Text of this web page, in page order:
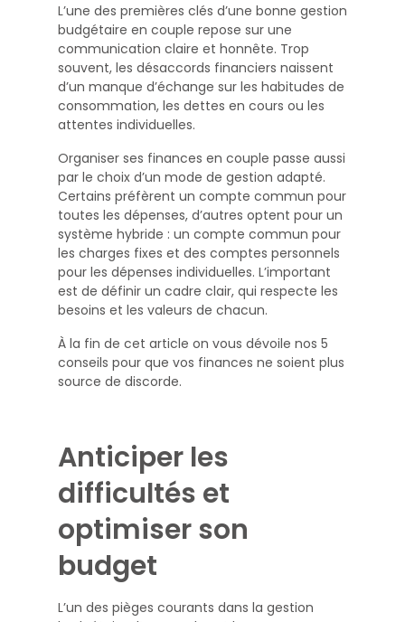
L’une des premières clés d’une bonne gestion
budgétaire en couple repose sur une
communication claire et honnête. Trop
souvent, les désaccords financiers naissent
d’un manque d’échange sur les habitudes de
consommation, les dettes en cours ou les
attentes individuelles.
Organiser ses finances en couple passe aussi
par le choix d’un mode de gestion adapté.
Certains préfèrent un compte commun pour
toutes les dépenses, d’autres optent pour un
système hybride : un compte commun pour
les charges fixes et des comptes personnels
pour les dépenses individuelles. L’important
est de définir un cadre clair, qui respecte les
besoins et les valeurs de chacun.
À la fin de cet article on vous dévoile nos 5
conseils pour que vos finances ne soient plus
source de discorde.
Anticiper les
difficultés et
optimiser son
budget
L’un des pièges courants dans la gestion